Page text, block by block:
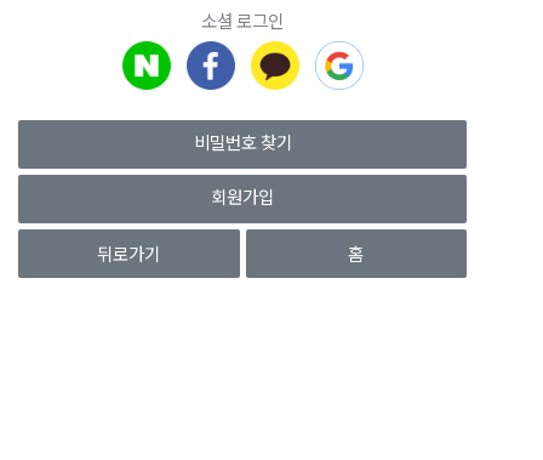
소셜 로그인
비밀번호 찾기
회원가입
뒤로가기 홈